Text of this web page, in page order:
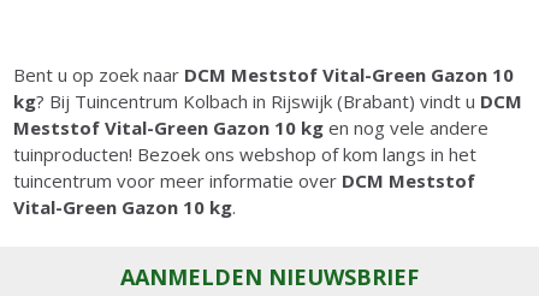
Bent u op zoek naar DCM Meststof Vital-Green Gazon 10
kg? Bij Tuincentrum Kolbach in Rijswijk (Brabant) vindt u DCM
Meststof Vital-Green Gazon 10 kg en nog vele andere
tuinproducten! Bezoek ons webshop of kom langs in het
tuincentrum voor meer informatie over DCM Meststof
Vital-Green Gazon 10 kg.
AANMELDEN NIEUWSBRIEF